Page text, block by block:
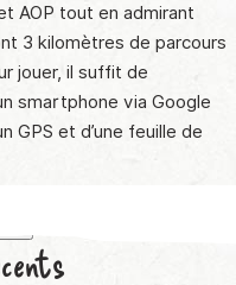
AOP tout en admirant
3 kilomètres de parcours
jouer, il suffit de
smartphone via Google
GPS et d’une feuille de